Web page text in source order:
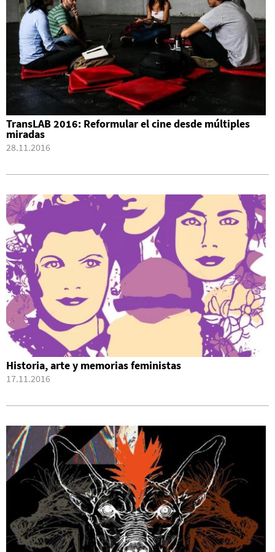
TransLAB 2016: Reformular el cine desde múltiples
miradas
28.11.2016
Historia, arte y memorias feministas
17.11.2016